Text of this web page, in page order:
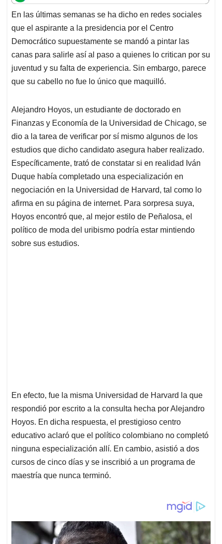
t
s
A
p
p
e
b
o
o
k
k
e
d
I
n
i
l
e
a
d
s
En las últimas semanas se ha dicho en redes sociales
que el aspirante a la presidencia por el Centro
Democrático supuestamente se mandó a pintar las
canas para salirle así al paso a quienes lo critican por su
juventud y su falta de experiencia. Sin embargo, parece
que su cabello no fue lo único que maquilló.
Alejandro Hoyos, un estudiante de doctorado en
Finanzas y Economía de la Universidad de Chicago, se
dio a la tarea de verificar por sí mismo algunos de los
estudios que dicho candidato asegura haber realizado.
Específicamente, trató de constatar si en realidad Iván
Duque había completado una especialización en
negociación en la Universidad de Harvard, tal como lo
afirma en su página de internet. Para sorpresa suya,
Hoyos encontró que, al mejor estilo de Peñalosa, el
político de moda del uribismo podría estar mintiendo
sobre sus estudios.
En efecto, fue la misma Universidad de Harvard la que
respondió por escrito a la consulta hecha por Alejandro
Hoyos. En dicha respuesta, el prestigioso centro
educativo aclaró que el político colombiano no completó
ninguna especialización allí. En cambio, asistió a dos
cursos de cinco días y se inscribió a un programa de
maestría que nunca terminó.